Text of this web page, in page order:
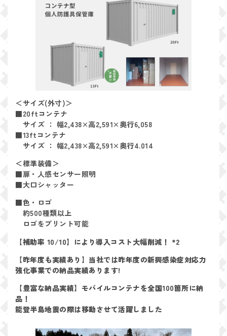
＜サイズ(外寸)＞
■20ftコンテナ
サイズ ： 幅2,438×高2,591×奥行6,058
■13ftコンテナ
サイズ ： 幅2,438×高2,591×奥行4.014
＜標準装備＞
■扉・人感センサー照明
■大口シャッター
■色・ロゴ
約500種類以上
ロゴをプリント可能
【補助率 10/10】により導入コスト大幅削減！ *2
【昨年度も実績あり】当社では昨年度の新興感染症対応力
強化事業での納品実績あります!
【豊富な納品実績】モバイルコンテナを全国100箇所に納
品！
能登半島地震の際は移動させて活躍しました